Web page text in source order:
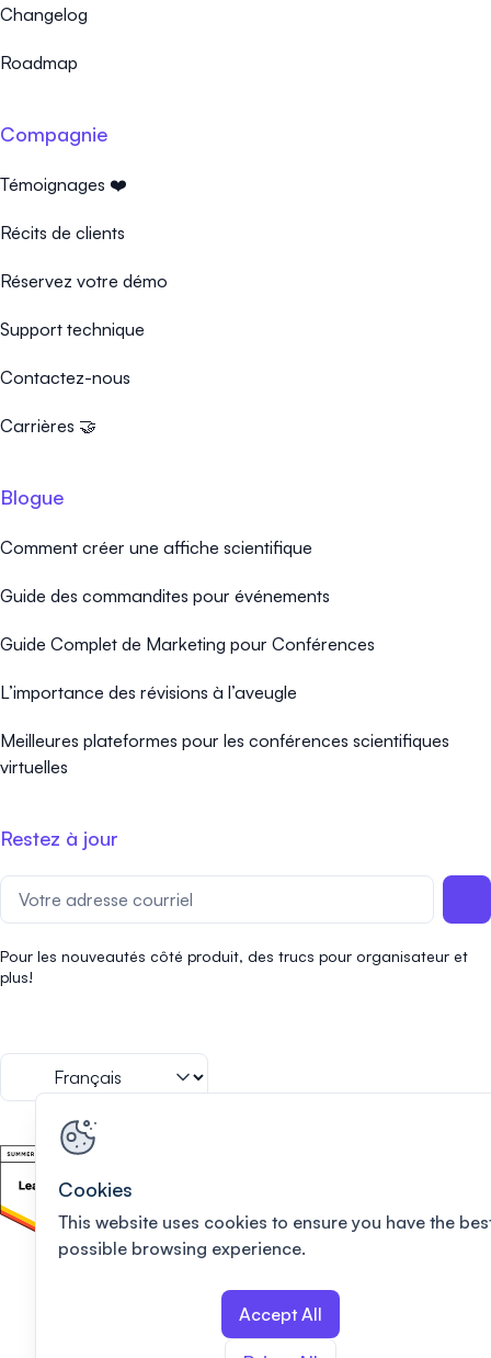
Changelog
Roadmap
Compagnie
Témoignages ❤️
Récits de clients
Réservez votre démo
Support technique
Contactez-nous
Carrières 🤝
Blogue
Comment créer une affiche scientifique
Guide des commandites pour événements
Guide Complet de Marketing pour Conférences
L’importance des révisions à l’aveugle
Meilleures plateformes pour les conférences scientifiques
virtuelles
Restez à jour
Pour les nouveautés côté produit, des trucs pour organisateur et
plus!
Cookies
This website uses cookies to ensure you have the
possible browsing experience.
Accept All